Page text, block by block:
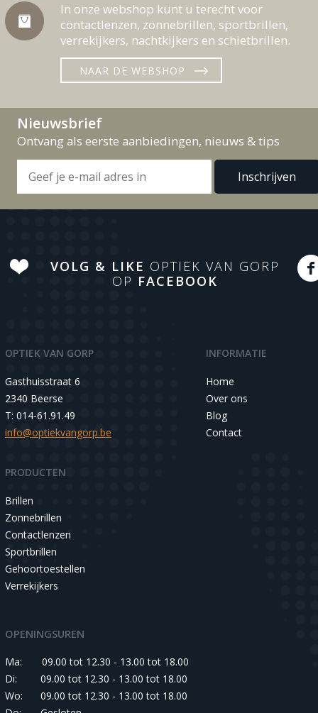
In onze webshop kunt u terecht voor
contactlenzen, zonnebrillen, sportbrillen,
verrekijkers, nachtkijkers en schietbrillen.
NAAR DE WEBSHOP
Nieuwsbrief
Ontvang als eerste aanbiedingen, nieuws & tips
VOLG & LIKE OPTIEK VAN GORP
OP FACEBOOK
OPTIEK VAN GORP
Gasthuisstraat 6
2340 Beerse
T: 014-61.91.49
info@optiekvangorp.be
INFORMATIE
Home
Over ons
Blog
Contact
PRODUCTEN
Brillen
Zonnebrillen
Contactlenzen
Sportbrillen
Gehoortoestellen
Verrekijkers
OPENINGSUREN
Ma:
09.00 tot 12.30 - 13.00 tot 18.00
Di:
09.00 tot 12.30 - 13.00 tot 18.00
Wo:
09.00 tot 12.30 - 13.00 tot 18.00